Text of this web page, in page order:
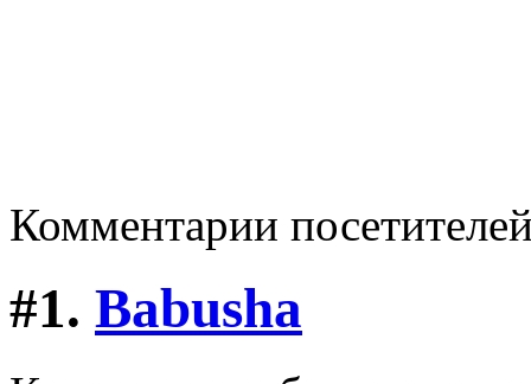
Комментарии
#1. Babusha